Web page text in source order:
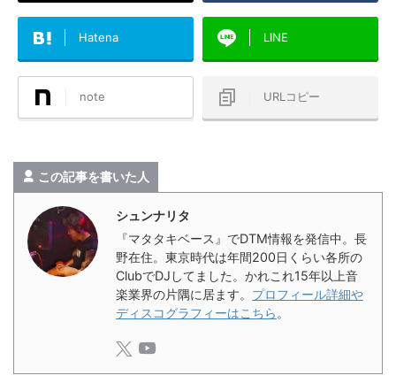
Hatena LINE
note URLコピー
この記事を書いた人
シュンナリタ
『マタタキベース』でDTM情報を発信中。長
野在住。東京時代は年間200日くらい各所の
ClubでDJしてました。かれこれ15年以上音
楽業界の片隅に居ます。 プロフィール詳細や
ディスコグラフィーはこちら 。